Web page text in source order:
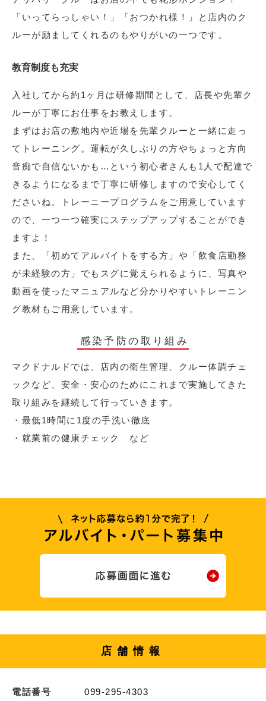
「いってらっしゃい！」「おつかれ様！」と店内のク
ルーが励ましてくれるのもやりがいの一つです。
教育制度も充実
入社してから約1ヶ月は研修期間として、店長や先輩ク
ルーが丁寧にお仕事をお教えします。
まずはお店の敷地内や近場を先輩クルーと一緒に走っ
てトレーニング。運転が久しぶりの方やちょっと方向
音痴で自信ないかも…という初心者さんも1人で配達で
きるようになるまで丁寧に研修しますので安心してく
ださいね。トレーニープログラムをご用意しています
ので、一つ一つ確実にステップアップすることができ
ますよ！
また、「初めてアルバイトをする方」や「飲食店勤務
が未経験の方」でもスグに覚えられるように、写真や
動画を使ったマニュアルなど分かりやすいトレーニン
グ教材もご用意しています。
感染予防の取り組み
マクドナルドでは、店内の衛生管理、クルー体調チェ
ックなど、安全・安心のためにこれまで実施してきた
取り組みを継続して行っていきます。
・最低1時間に1度の手洗い徹底
・就業前の健康チェック など
店舗情報
電話番号 099-295-4303